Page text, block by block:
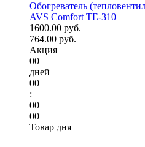
Обогреватель
AVS Comfort TE-310
1600.00 руб.
764.00 руб.
Акция
00
дней
00
:
00
00
Товар дня